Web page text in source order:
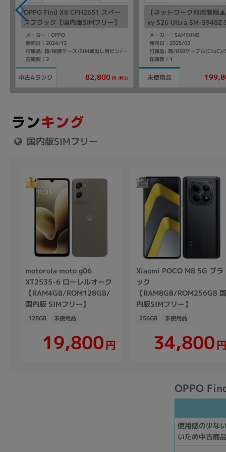
OPPO Find X8 CPH2651 スペー
スブラック【国内版SIMフリー】
メーカー：OPPO
発売日：2024/12
付属品: 箱/保護ケース/SIM取出し用ピン/クイックガイド
在庫数：2
中古Aランク 82,800 円 (税込)
【ネットワーク利用制限
xy S26 Ultra SM-S948Z
ホワイト【SoftBank版
ー】
メーカー：SAMSUNG
発売日：2025/02
在庫数：1
未使用品
国内版SIMフリー
motorola moto g06
XT2535-6 ローレルオーク
【RAM4GB/ROM128GB/
国内版 SIMフリー】
128GB 未使用品
19,800円
Xiaomi POCO M8 5G ブラ
ック
【RAM8GB/ROM256GB 国
内版SIMフリー】
256GB 未使用品
34,800円
OPPO
使用感の少な
いため中古商